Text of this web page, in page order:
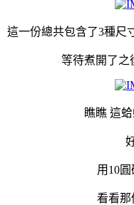
這一份總共包含了3種尺
等待煮開了之
瞧瞧 這
用10
看看那